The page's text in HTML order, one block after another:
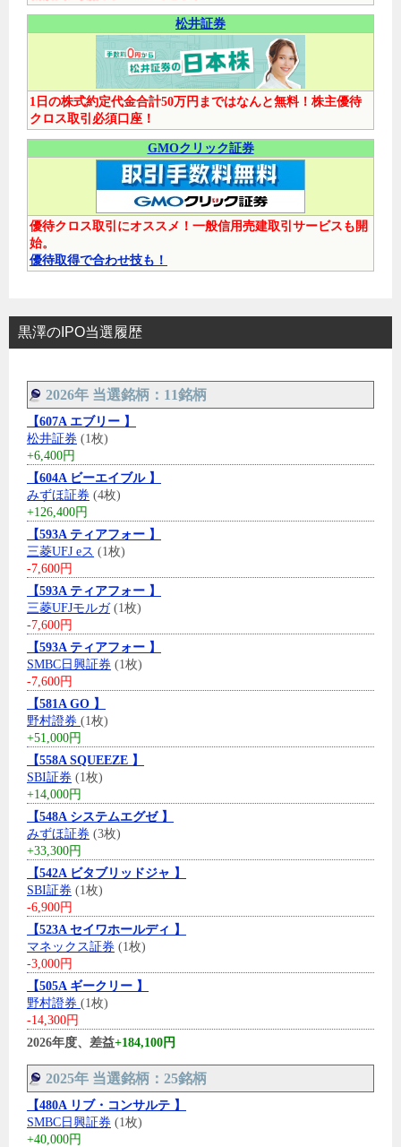
松井証券
1日の株式約定代金合計50万円まではなんと無料！株主優待
クロス取引必須口座！
GMOクリック証券
優待クロス取引にオススメ！一般信用売建取引サービスも開
始。
優待取得で合わせ技も！
黒澤のIPO当選履歴
2026年 当選銘柄：11銘柄
【607A エブリー 】
松井証券 (1枚)
+6,400円
【604A ビーエイブル 】
みずほ証券 (4枚)
+126,400円
【593A ティアフォー 】
三菱UFJ eス (1枚)
-7,600円
【593A ティアフォー 】
三菱UFJモルガ(1枚)
-7,600円
【593A ティアフォー 】
SMBC日興証券 (1枚)
-7,600円
【581A GO 】
野村證券 (1枚)
+51,000円
【558A SQUEEZE 】
SBI証券 (1枚)
+14,000円
【548A システムエグゼ 】
みずほ証券 (3枚)
+33,300円
【542A ビタブリッドジャ 】
SBI証券 (1枚)
-6,900円
【523A セイワホールディ 】
マネックス証券 (1枚)
-3,000円
【505A ギークリー 】
野村證券 (1枚)
-14,300円
2026年度、差益+184,100円
2025年 当選銘柄：25銘柄
【480A リブ・コンサルテ 】
SMBC日興証券 (1枚)
+40,000円